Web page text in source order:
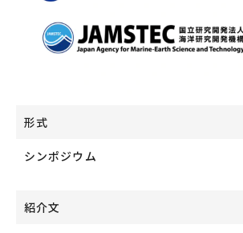
形式
シンポジウム
紹介文